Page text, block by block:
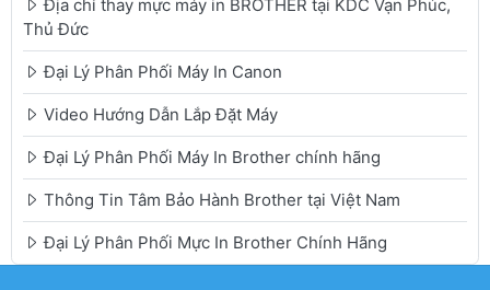
Địa chỉ thay mực máy in BROTHER tại KDC Vạn Phúc,
Thủ Đức
Đại Lý Phân Phối Máy In Canon
Video Hướng Dẫn Lắp Đặt Máy
Đại Lý Phân Phối Máy In Brother chính hãng
Thông Tin Tâm Bảo Hành Brother tại Việt Nam
Đại Lý Phân Phối Mực In Brother Chính Hãng